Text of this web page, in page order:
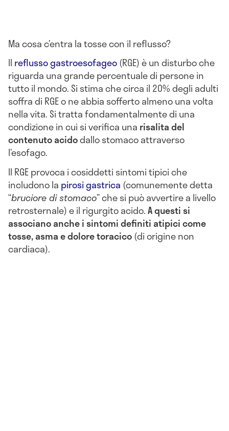
Ma cosa c’entra la tosse con il reflusso?
Il reflusso gastroesofageo(RGE) è un disturbo che
riguarda una grande percentuale di persone in
tutto il mondo. Si stima che circa il 20% degli adulti
soffra di RGE o ne abbia sofferto almeno una volta
nella vita. Si tratta fondamentalmente di una
condizione in cui si verifica una risalita del
contenuto acidodallo stomaco attraverso
l’esofago.
Il RGE provoca i cosiddetti sintomi tipici che
includono la pirosi gastrica (comunemente detta
“bruciore di stomaco” che si può avvertire a livello
retrosternale) e il rigurgito acido.A questi si
associano anche i sintomi definiti atipici come
tosse, asma e dolore toracico(di origine non
cardiaca).